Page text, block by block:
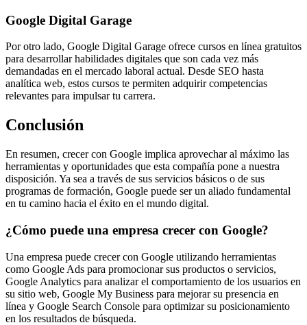
Google Digital Garage
Por otro lado, Google Digital Garage ofrece cursos en línea gratuitos
para desarrollar habilidades digitales que son cada vez más
demandadas en el mercado laboral actual. Desde SEO hasta
analítica web, estos cursos te permiten adquirir competencias
relevantes para impulsar tu carrera.
Conclusión
En resumen, crecer con Google implica aprovechar al máximo las
herramientas y oportunidades que esta compañía pone a nuestra
disposición. Ya sea a través de sus servicios básicos o de sus
programas de formación, Google puede ser un aliado fundamental
en tu camino hacia el éxito en el mundo digital.
¿Cómo puede una empresa crecer con Google?
Una empresa puede crecer con Google utilizando herramientas
como Google Ads para promocionar sus productos o servicios,
Google Analytics para analizar el comportamiento de los usuarios en
su sitio web, Google My Business para mejorar su presencia en
línea y Google Search Console para optimizar su posicionamiento
en los resultados de búsqueda.